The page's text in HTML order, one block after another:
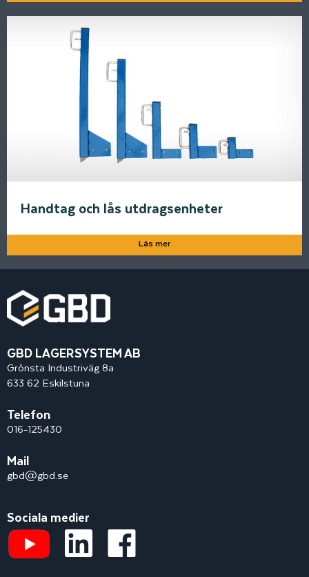
Handtag och lås utdragsenheter
Läs mer
GBD LAGERSYSTEM AB
Grönsta Industriväg 8a
633 62 Eskilstuna
Telefon
016-125430
Mail
gbd@gbd.se
Sociala medier